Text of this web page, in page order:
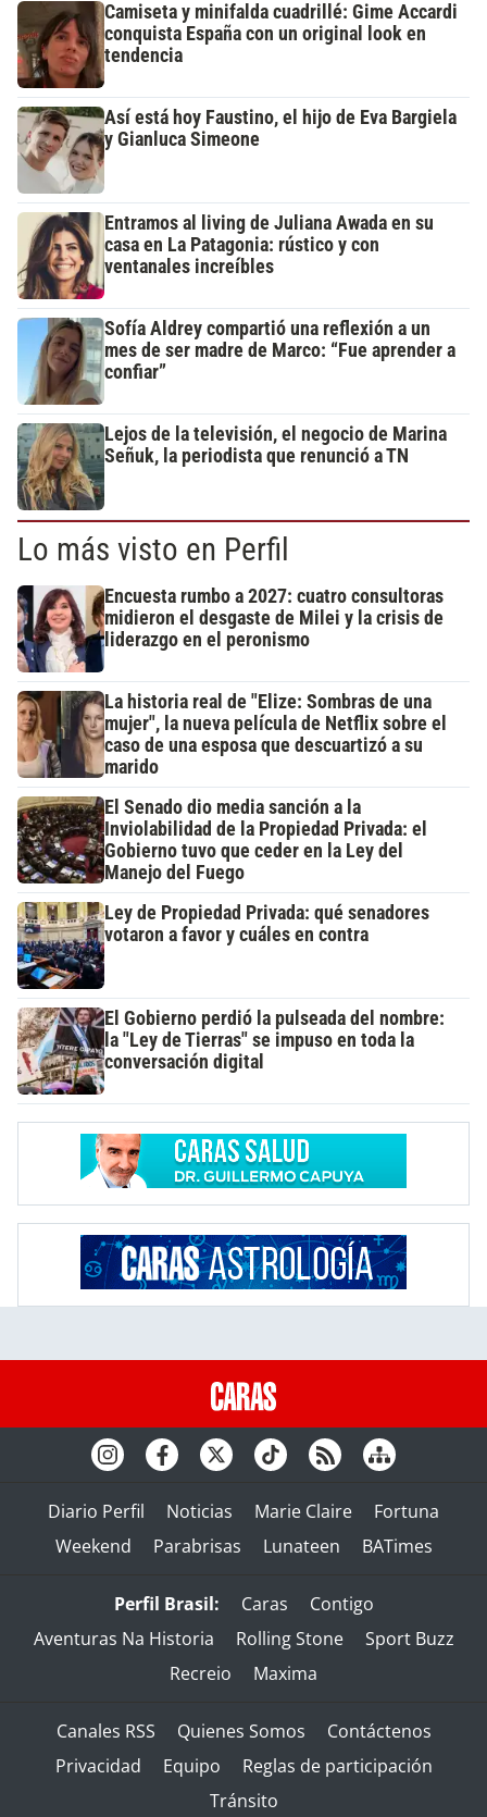
Camiseta y minifalda cuadrillé: Gime Accardi
conquista España con un original look en
tendencia
Así está hoy Faustino, el hijo de Eva Bargiela
y Gianluca Simeone
Entramos al living de Juliana Awada en su
casa en La Patagonia: rústico y con
ventanales increíbles
Sofía Aldrey compartió una reflexión a un
mes de ser madre de Marco: “Fue aprender a
confiar”
Lejos de la televisión, el negocio de Marina
Señuk, la periodista que renunció a TN
Lo más visto en Perfil
Encuesta rumbo a 2027: cuatro consultoras
midieron el desgaste de Milei y la crisis de
liderazgo en el peronismo
La historia real de "Elize: Sombras de una
mujer", la nueva película de Netflix sobre el
caso de una esposa que descuartizó a su
marido
El Senado dio media sanción a la
Inviolabilidad de la Propiedad Privada: el
Gobierno tuvo que ceder en la Ley del
Manejo del Fuego
Ley de Propiedad Privada: qué senadores
votaron a favor y cuáles en contra
El Gobierno perdió la pulseada del nombre:
la "Ley de Tierras" se impuso en toda la
conversación digital
Diario Perfil Noticias Marie Claire
Fortuna
Weekend
Parabrisas Lunateen BATimes
Perfil Brasil: Caras
Contigo
Aventuras Na Historia
Rolling Stone
Sport Buzz
Recreio
Maxima
Canales RSS Quienes Somos
Contáctenos
Privacidad
Equipo
Reglas de participación
Tránsito